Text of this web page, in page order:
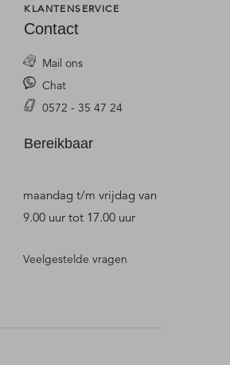
KLANTENSERVICE
Contact
Mail ons
Chat
0572 - 35 47 24
Bereikbaar
maandag t/m vrijdag van
9.00 uur tot 17.00 uur
Veelgestelde vragen